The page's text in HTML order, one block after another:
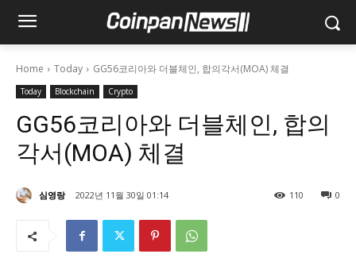
Home Today GG56코리아와 더블체인, 합의각서(MOA) 체결
Today Blockchain Crypto
GG56코리아와 더블체인, 합의
각서(MOA) 체결
심영랑 2022년 11월 30일 01:14 0
110